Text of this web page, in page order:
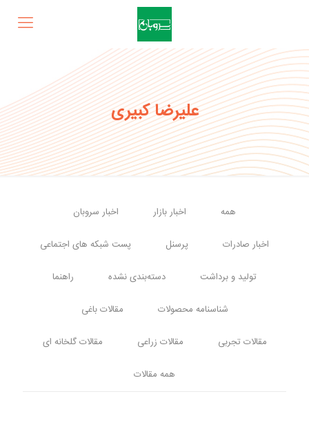
علیرضا کبیری
همه اخبار بازار اخبار سروبان
اخبار صادرات پرسنل پست شبکه های اجتماعی
تولید و برداشت دسته‌بندی نشده راهنما
شناسنامه محصولات مقالات باغی
مقالات تجربی مقالات زراعی مقالات گلخانه ای
همه مقالات